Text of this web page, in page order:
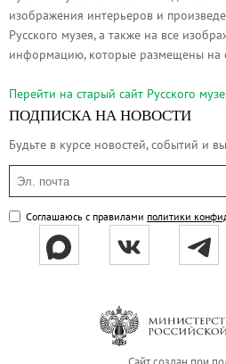
Генеральный
Дирекция
Дворцы и сады
Михайловский
Корпус Бенуа
Михайловский
Мраморный
Строгановский
Домик Петра I
Летний дворец
Западный
Восточный
изображения интерьеров и
Русского музея, а также на все
информацию, которые размещены на
Перейти на cтарый сайт Русского
ПОДПИСКА НА НОВОСТИ
Будьте в курсе новостей, событий и
Эл. почта
Соглашаюсь с правилами политики